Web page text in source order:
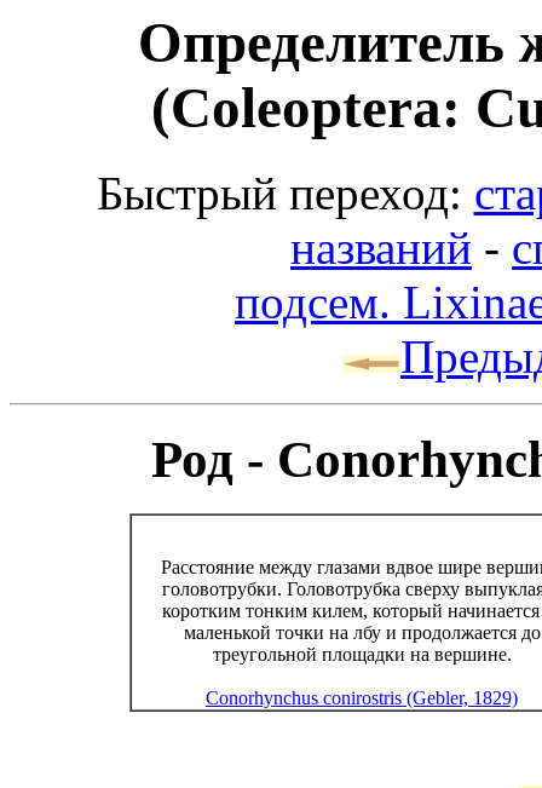
Определитель
(Coleoptera:
Быстрый переход:
названий -
подсем.
Род -
Расстояние между глазами вдвое шире
головотрубки. Головотрубка сверху
коротким тонким килем, который начинается
маленькой точки на лбу и продолжается до
треугольной площадки на вершине.
Conorhynchus conirostris (Gebler, 1829)